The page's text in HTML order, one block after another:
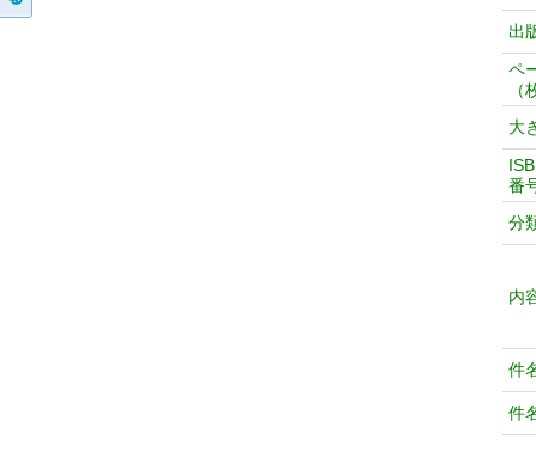
出
（
大
番
分
内
件
件